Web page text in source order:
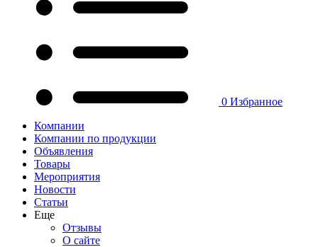
0 Избранное
Компании
Компании по продукции
Объявления
Товары
Мероприятия
Новости
Статьи
Еще
Отзывы
О сайте